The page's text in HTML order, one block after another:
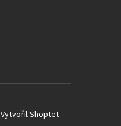
Vytvořil Shoptet